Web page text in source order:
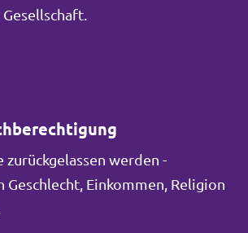
werden -
Geschlecht, Einkommen, Religion